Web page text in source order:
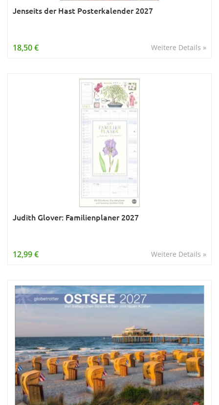
Jenseits der Hast Posterkalender 2027
Weitere Details »
18,50 €
Judith Glover: Familienplaner 2027
Weitere Details »
12,99 €